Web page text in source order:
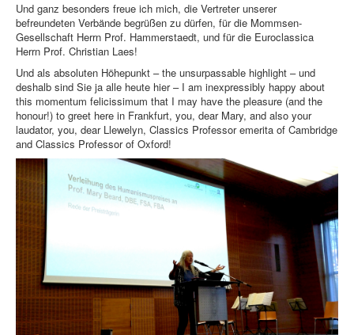
Und ganz besonders freue ich mich, die Vertreter unserer
befreundeten Verbände begrüßen zu dürfen, für die Mommsen-
Gesellschaft Herrn Prof. Hammerstaedt, und für die Euroclassica
Herrn Prof. Christian Laes!
Und als absoluten Höhepunkt – the unsurpassable highlight – und
deshalb sind Sie ja alle heute hier – I am inexpressibly happy about
this momentum felicissimum that I may have the pleasure (and the
honour!) to greet here in Frankfurt, you, dear Mary, and also your
laudator, you, dear Llewelyn, Classics Professor emerita of Cambridge
and Classics Professor of Oxford!